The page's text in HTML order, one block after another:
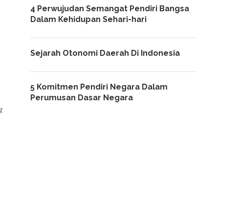
4 Perwujudan Semangat Pendiri Bangsa
Dalam Kehidupan Sehari-hari
Sejarah Otonomi Daerah Di Indonesia
5 Komitmen Pendiri Negara Dalam
Perumusan Dasar Negara